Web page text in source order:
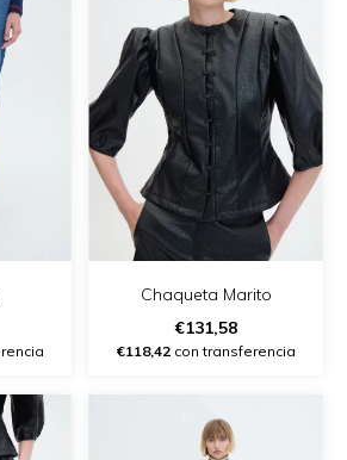
Chaqueta Marito
€131,58
€118,42con transferencia